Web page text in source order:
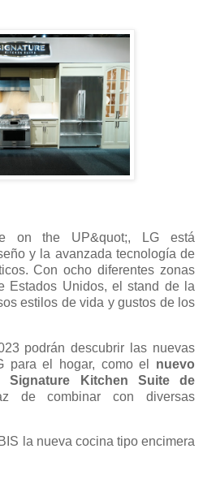
on the UP&quot;, LG está
y la avanzada tecnología de
Con ocho diferentes zonas
Estados Unidos, el stand de la
estilos de vida y gustos de los
podrán descubrir las nuevas
para el hogar, como el nuevo
Signature Kitchen Suite de
de combinar con diversas
la nueva cocina tipo encimera